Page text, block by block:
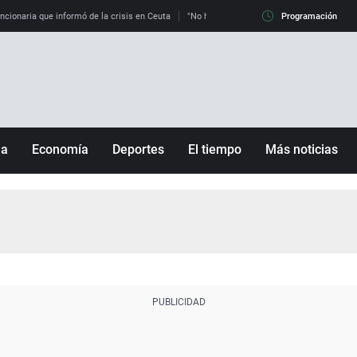
que informó de la crisis en Ceuta "No hay mafias, que no nos engañen":
Programación
Economía Deportes El tiempo Más noticias